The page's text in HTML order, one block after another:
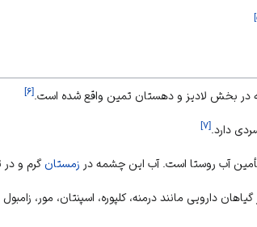
]
در بخش لادیز و دهستان تمین واقع شده است.[۶]
دارد.[۷]
آب روستا است. آب این چشمه در زمستان گرم و در
دارویی مانند درمنه، کلپوره، اسپنتان، مور،